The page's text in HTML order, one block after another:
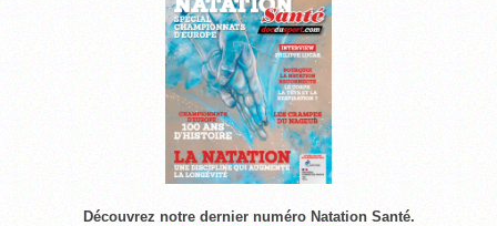
Découvrez notre dernier numéro Natation Santé.